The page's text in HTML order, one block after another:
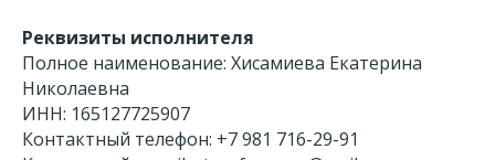
Реквизиты исполнителя
Полное наименование: Хисамиева Екатерина
Николаевна
ИНН: 165127725907
Контактный телефон: +7 981 716-29-91